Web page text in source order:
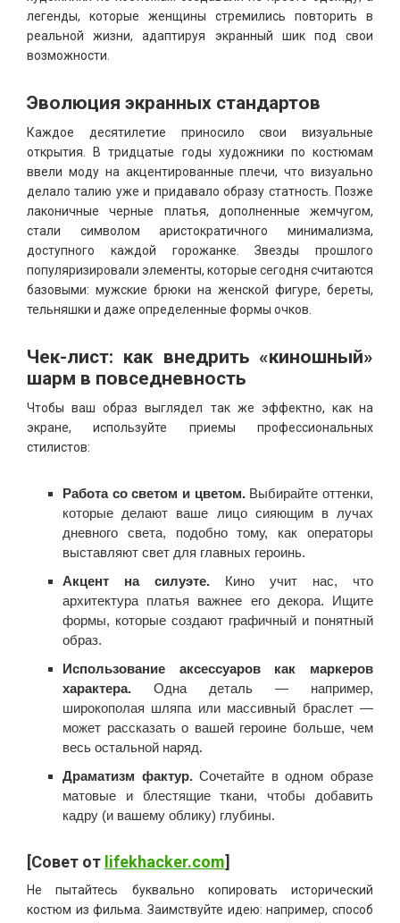
легенды, которые женщины стремились повторить в
реальной жизни, адаптируя экранный шик под свои
возможности.
Эволюция экранных стандартов
Каждое десятилетие приносило свои визуальные
открытия. В тридцатые годы художники по костюмам
ввели моду на акцентированные плечи, что визуально
делало талию уже и придавало образу статность. Позже
лаконичные черные платья, дополненные жемчугом,
стали символом аристократичного минимализма,
доступного каждой горожанке. Звезды прошлого
популяризировали элементы, которые сегодня считаются
базовыми: мужские брюки на женской фигуре, береты,
тельняшки и даже определенные формы очков.
Чек-лист: как внедрить «киношный»
шарм в повседневность
Чтобы ваш образ выглядел так же эффектно, как на
экране, используйте приемы профессиональных
стилистов:
Работа со светом и цветом.Выбирайте оттенки,
которые делают ваше лицо сияющим в лучах
дневного света, подобно тому, как операторы
выставляют свет для главных героинь.
Акцент на силуэте. Кино учит нас, что
архитектура платья важнее его декора. Ищите
формы, которые создают графичный и понятный
образ.
Использование аксессуаров как маркеров
характера. Одна деталь — например,
широкополая шляпа или массивный браслет —
может рассказать о вашей героине больше, чем
весь остальной наряд.
Драматизм фактур.Сочетайте в одном образе
матовые и блестящие ткани, чтобы добавить
кадру (и вашему облику) глубины.
[Совет от lifekhacker.com]
Не пытайтесь буквально копировать исторический
костюм из фильма. Заимствуйте идею: например, способ